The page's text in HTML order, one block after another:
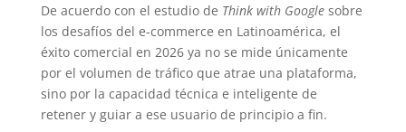
De acuerdo con el estudio de Think with Googlesobre
los desafíos del e-commerce en Latinoamérica, el
éxito comercial en 2026 ya no se mide únicamente
por el volumen de tráfico que atrae una plataforma,
sino por la capacidad técnica e inteligente de
retener y guiar a ese usuario de principio a fin.